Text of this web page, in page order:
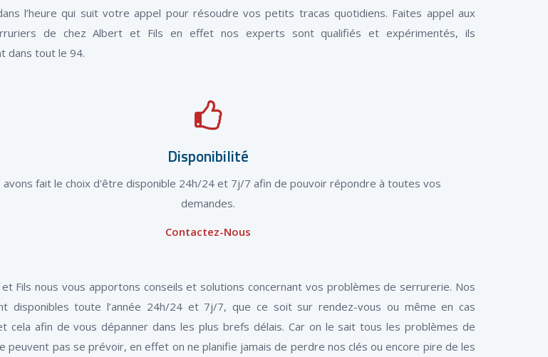
l’heure qui suit votre appel pour résoudre vos petits tracas quotidiens. Faites appel aux
de chez Albert et Fils en effet nos experts sont qualifiés et expérimentés, ils
dans tout le 94.
Disponibilité
avons fait le choix d'être disponible 24h/24 et 7j/7 afin de pouvoir répondre à toutes vos
demandes.
Contactez-Nous
Fils nous vous apportons conseils et solutions concernant vos problèmes de serrurerie. Nos
disponibles toute l’année 24h/24 et 7j/7, que ce soit sur rendez-vous ou même en cas
cela afin de vous dépanner dans les plus brefs délais. Car on le sait tous les problèmes de
peuvent pas se prévoir, en effet on ne planifie jamais de perdre nos clés ou encore pire de les